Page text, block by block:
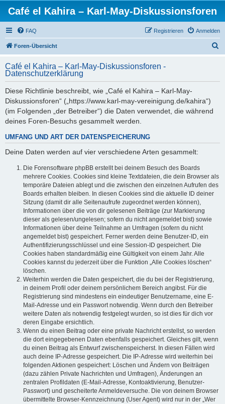
Café el Kahira – Karl-May-Diskussionsforen
FAQ Anmelden
Registrieren
Foren-Übersicht
h
Café el Kahira – Karl-May-Diskussionsforen -
Datenschutzerklärung
Diese Richtlinie beschreibt, wie „Café el Kahira – Karl-May-
Diskussionsforen“ („https://www.karl-may-vereinigung.de/kahira“)
(im Folgenden „der Betreiber“) die Daten verwendet, die während
deines Foren-Besuchs gesammelt werden.
UMFANG UND ART DER DATENSPEICHERUNG
Deine Daten werden auf vier verschiedene Arten gesammelt:
Die Forensoftware phpBB erstellt bei deinem Besuch des Boards
mehrere Cookies. Cookies sind kleine Textdateien, die dein Browser als
temporäre Dateien ablegt und die zwischen den einzelnen Aufrufen des
Boards erhalten bleiben. In diesen Cookies sind die aktuelle ID deiner
Sitzung (damit dir alle Seitenaufrufe zugeordnet werden können),
Informationen über die von dir gelesenen Beiträge (zur Markierung
dieser als gelesen/ungelesen; sofern du nicht angemeldet bist) sowie
Informationen über deine Teilnahme an Umfragen (sofern du nicht
angemeldet bist) gespeichert. Ferner werden deine Benutzer-ID, ein
Authentifizierungsschlüssel und eine Session-ID gespeichert. Die
Cookies haben standardmäßig eine Gültigkeit von einem Jahr. Alle
Cookies kannst du jederzeit über die Funktion „Alle Cookies löschen“
löschen.
Weiterhin werden die Daten gespeichert, die du bei der Registrierung,
in deinem Profil oder deinem persönlichem Bereich angibst. Für die
Registrierung sind mindestens ein eindeutiger Benutzername, eine E-
Mail-Adresse und ein Passwort notwendig. Wenn durch den Betreiber
weitere Daten als notwendig festgelegt wurden, so ist dies für dich vor
deren Eingabe ersichtlich.
Wenn du einen Beitrag oder eine private Nachricht erstellst, so werden
die dort eingegebenen Daten ebenfalls gespeichert. Gleiches gilt, wenn
du einen Beitrag als Entwurf zwischenspeicherst. In diesen Fällen wird
auch deine IP-Adresse gespeichert. Die IP-Adresse wird weiterhin bei
folgenden Aktionen gespeichert: Löschen und Ändern von Beiträgen
(dazu zählen Private Nachrichten und Umfragen), Änderungen an
zentralen Profildaten (E-Mail-Adresse, Kontoaktivierung, Benutzer-
Passwort) und gescheiterte Anmeldeversuche. Die von deinem Browser
übermittelte Browser-Kennzeichnung (User Agent) wird nur in der „Wer